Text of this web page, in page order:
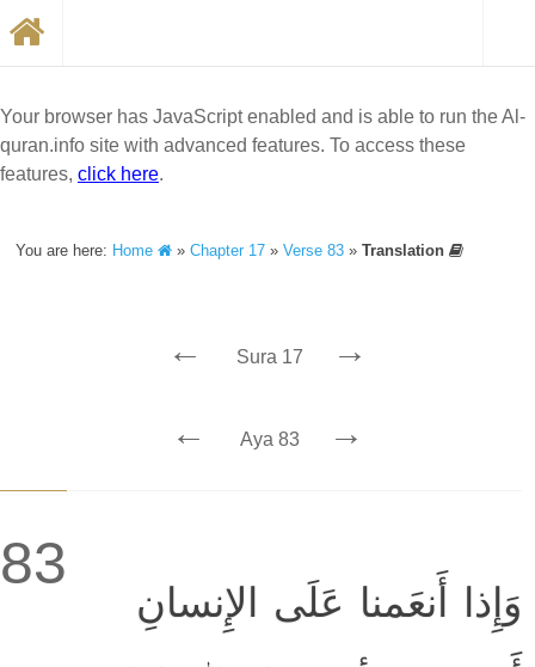
Your browser has JavaScript enabled and is able to run the Al-
quran.info site with advanced features. To access these
features, click here.
You are here: Home »Chapter 17 »Verse 83 »Translation
← Sura 17 →
← Aya 83 →
83
وَإِذا أَنعَمنا عَلَى الإِنسانِ